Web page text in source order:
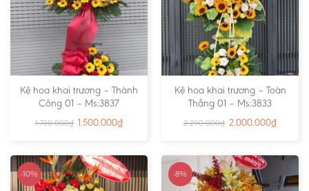
Kệ hoa khai trương – Thành
Công 01 – Ms:3837
1.730.000₫ 1.500.000₫
Kệ hoa khai trương – Toàn
Thắng 01 – Ms:3833
2.290.000₫ 2.000.000₫
-10% -8%